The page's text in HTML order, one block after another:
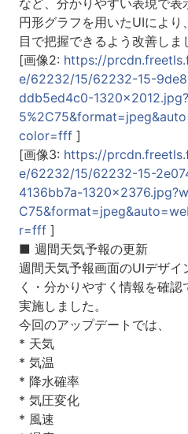
など、分かりやすい表現で表
円形グラフを用いたUIにより
目で把握できるよう改善しま
[画像2: https://
e/62232/15/62232-15-
ddb5ed4c0-
color=fff]
[画像3: https://
e/62232/15/62232-15-
4136bb7a-
r=fff]
■ 週間天気予報の更新
週間天気予報画面のUIデザイ
く・分かりやすく情報を確
実施しました。
今回のアップデートでは、
* 天気
* 気温
* 降水確率
* 気圧変化
* 風速